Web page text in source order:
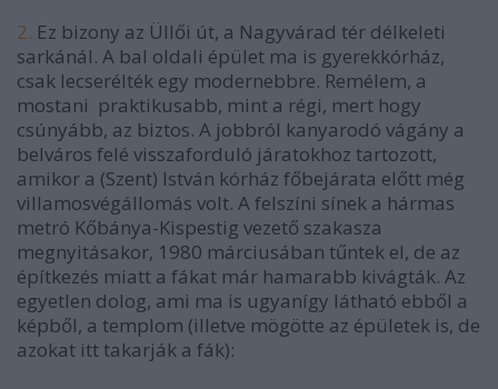
2. Ez bizony az Üllői út, a Nagyvárad tér délkeleti
sarkánál. A bal oldali épület ma is gyerekkórház,
csak lecserélték egy modernebbre. Remélem, a
mostani praktikusabb, mint a régi, mert hogy
csúnyább, az biztos. A jobbról kanyarodó vágány a
belváros felé visszaforduló járatokhoz tartozott,
amikor a (Szent) István kórház főbejárata előtt még
villamosvégállomás volt. A felszíni sínek a hármas
metró Kőbánya-Kispestig vezető szakasza
megnyitásakor, 1980 márciusában tűntek el, de az
építkezés miatt a fákat már hamarabb kivágták. Az
egyetlen dolog, ami ma is ugyanígy látható ebből a
képből, a templom (illetve mögötte az épületek is, de
azokat itt takarják a fák):